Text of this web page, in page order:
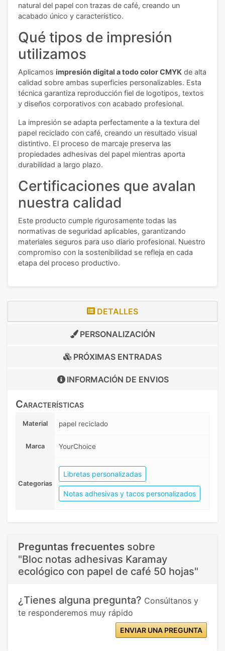
natural del papel con trazas de café, creando un
acabado único y característico.
Qué tipos de impresión
utilizamos
Aplicamos impresión digital a todo color CMYK de alta
calidad sobre ambas superficies personalizables. Esta
técnica garantiza reproducción fiel de logotipos, textos
y diseños corporativos con acabado profesional.
La impresión se adapta perfectamente a la textura del
papel reciclado con café, creando un resultado visual
distintivo. El proceso de marcaje preserva las
propiedades adhesivas del papel mientras aporta
durabilidad a largo plazo.
Certificaciones que avalan
nuestra calidad
Este producto cumple rigurosamente todas las
normativas de seguridad aplicables, garantizando
materiales seguros para uso diario profesional. Nuestro
compromiso con la sostenibilidad se refleja en cada
etapa del proceso productivo.
DETALLES
PERSONALIZACIÓN
PRÓXIMAS ENTRADAS
INFORMACIÓN DE ENVIOS
Características
Material papel reciclado
Marca YourChoice
Categorias
Libretas personalizadas
Notas adhesivas y tacos personalizados
Preguntas frecuentes sobre
"Bloc notas adhesivas Karamay
ecológico con papel de café 50 hojas"
¿Tienes alguna pregunta? Consúltanos y
te responderemos muy rápido
ENVIAR UNA PREGUNTA